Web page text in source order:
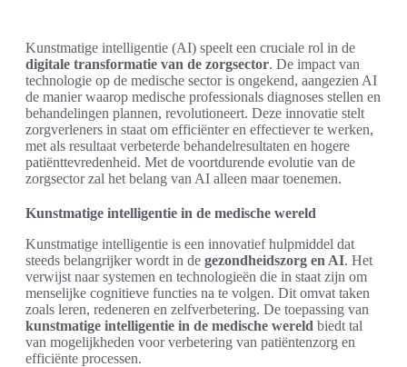
Kunstmatige intelligentie (AI) speelt een cruciale rol in de
digitale transformatie van de zorgsector. De impact van
technologie op de medische sector is ongekend, aangezien AI
de manier waarop medische professionals diagnoses stellen en
behandelingen plannen, revolutioneert. Deze innovatie stelt
zorgverleners in staat om efficiënter en effectiever te werken,
met als resultaat verbeterde behandelresultaten en hogere
patiënttevredenheid. Met de voortdurende evolutie van de
zorgsector zal het belang van AI alleen maar toenemen.
Kunstmatige intelligentie in de medische wereld
Kunstmatige intelligentie is een innovatief hulpmiddel dat
steeds belangrijker wordt in de gezondheidszorg en AI. Het
verwijst naar systemen en technologieën die in staat zijn om
menselijke cognitieve functies na te volgen. Dit omvat taken
zoals leren, redeneren en zelfverbetering. De toepassing van
kunstmatige intelligentie in de medische wereld biedt tal
van mogelijkheden voor verbetering van patiëntenzorg en
efficiënte processen.